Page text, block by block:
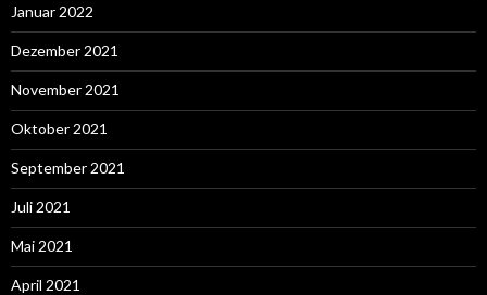
Januar 2022
Dezember 2021
November 2021
Oktober 2021
September 2021
Juli 2021
Mai 2021
April 2021